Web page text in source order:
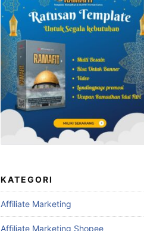
KATEGORI
Affiliate Marketing
Affiliate Marketing Shopee